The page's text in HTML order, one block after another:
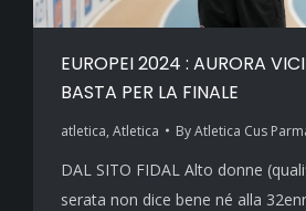
EUROPEI 2024 : AURORA
BASTA PER LA FINALE
atletica, Atletica ByAtletica Cus
DAL SITO FIDAL Alto donne
serata non dice bene né alla